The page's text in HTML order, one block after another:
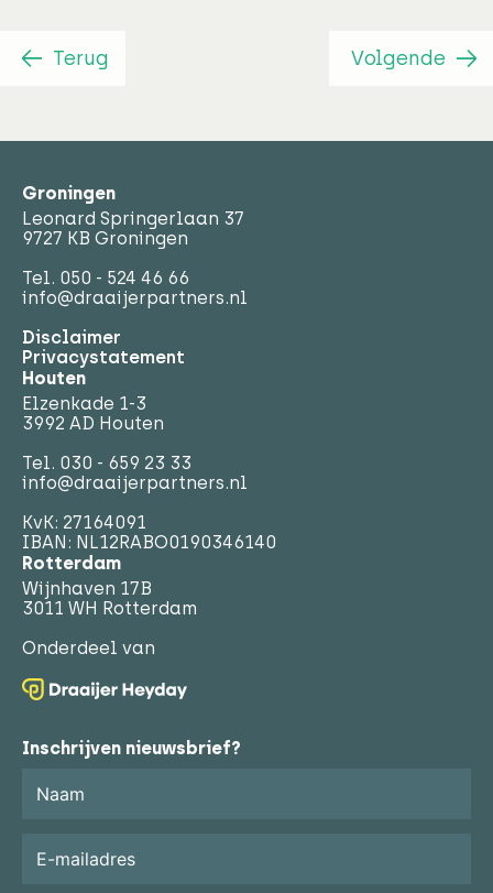
Terug Volgende
Groningen
Leonard Springerlaan 37
9727 KB Groningen
Tel. 050 - 524 46 66
info@draaijerpartners.nl
Disclaimer
Privacystatement
Houten
Elzenkade 1-3
3992 AD Houten
Tel. 030 - 659 23 33
info@draaijerpartners.nl
KvK: 27164091
IBAN: NL12RABO0190346140
Rotterdam
Wijnhaven 17B
3011 WH Rotterdam
Onderdeel van
Inschrijven nieuwsbrief?